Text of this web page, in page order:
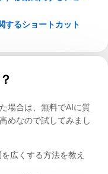
するショートカット
場合は、無料でAIに質
めなので試してみまし
広くする方法を教え